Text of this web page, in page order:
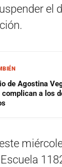
el
de Agostina
complican a los